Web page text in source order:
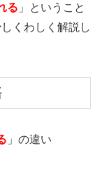
る 」ということ
くわしく解説し
」の違い